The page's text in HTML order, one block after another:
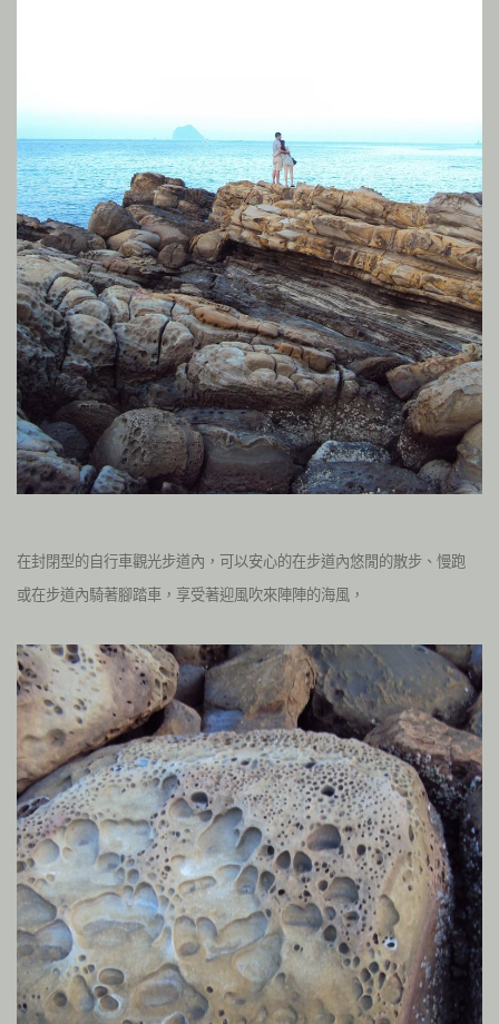
在封閉型的自行車觀光步道內，可以安心的在步道內悠閒的散步、慢跑
或在步道內騎著腳踏車，享受著迎風吹來陣陣的海風，